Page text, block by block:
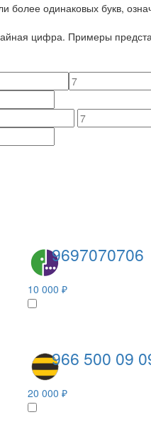
более одинаковых букв,
цифра. Примеры
9697070706
10 000 ₽
966 500 09
20 000 ₽